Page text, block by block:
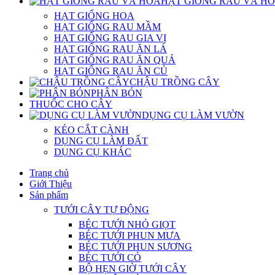
HẠT GIỐNG HOA
HẠT GIỐNG RAU MẦM
HẠT GIỐNG RAU GIA VỊ
HẠT GIỐNG RAU ĂN LÁ
HẠT GIỐNG RAU ĂN QUẢ
HẠT GIỐNG RAU ĂN CỦ
CHẬU TRỒNG CÂY
PHÂN BÓN
THUỐC CHO CÂY
DỤNG CỤ LÀM VƯỜN
KÉO CẮT CÀNH
DỤNG CỤ LÀM ĐẤT
DỤNG CỤ KHÁC
Trang chủ
Giới Thiệu
Sản phẩm
TƯỚI CÂY TỰ ĐỘNG
BÉC TƯỚI NHỎ GIỌT
BÉC TƯỚI PHUN MƯA
BÉC TƯỚI PHUN SƯƠNG
BÉC TƯỚI CỎ
BỘ HẸN GIỜ TƯỚI CÂY